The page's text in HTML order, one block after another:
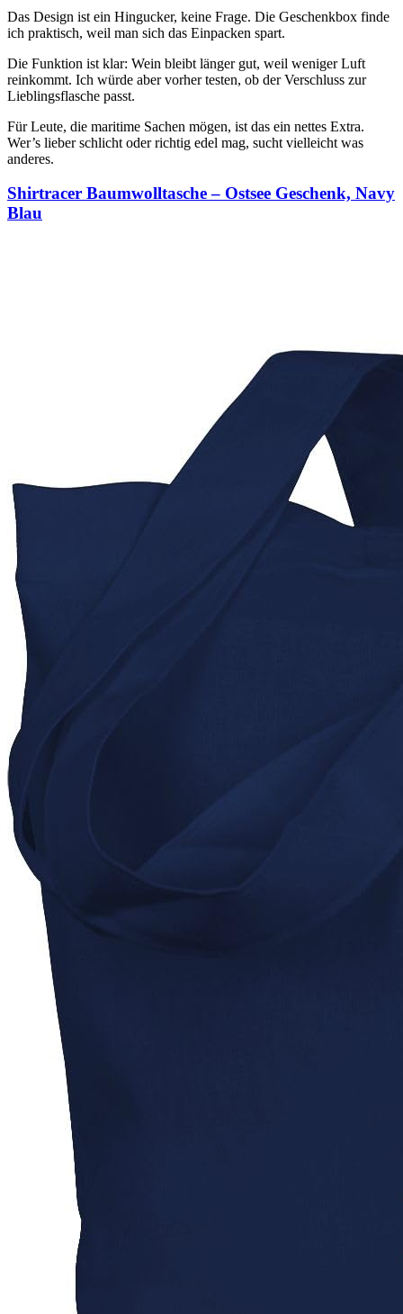
Das Design ist ein Hingucker, keine Frage. Die Geschenkbox finde
ich praktisch, weil man sich das Einpacken spart.
Die Funktion ist klar: Wein bleibt länger gut, weil weniger Luft
reinkommt. Ich würde aber vorher testen, ob der Verschluss zur
Lieblingsflasche passt.
Für Leute, die maritime Sachen mögen, ist das ein nettes Extra.
Wer’s lieber schlicht oder richtig edel mag, sucht vielleicht was
anderes.
Shirtracer Baumwolltasche – Ostsee Geschenk, Navy
Blau